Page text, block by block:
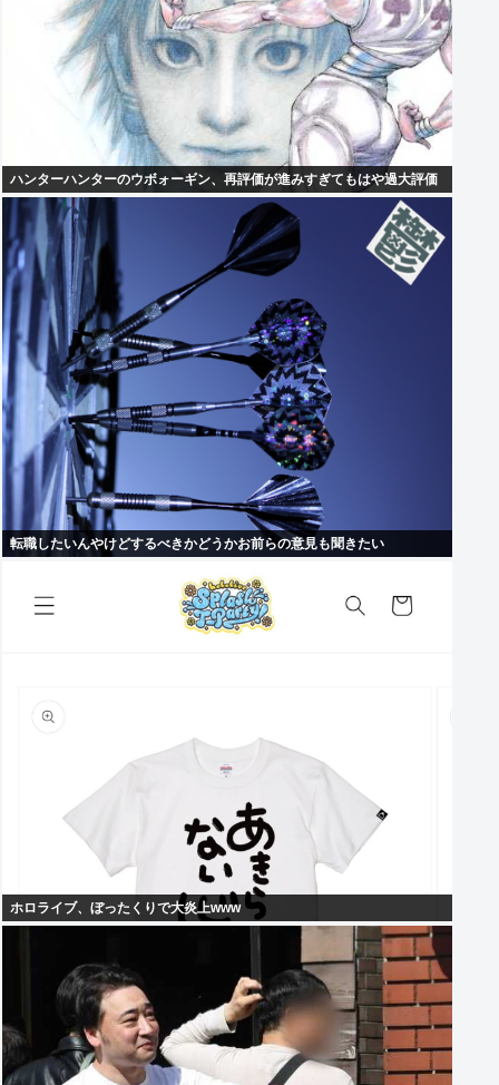
ハンターハンターのウボォーギン、再評価が進みすぎてもはや過大評価
転職したいんやけどするべきかどうかお前らの意見も聞きたい
ホロライブ、ぼったくりで大炎上www